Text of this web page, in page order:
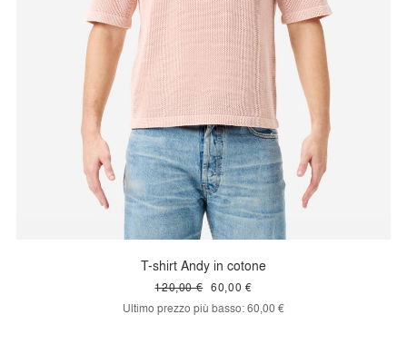
T-shirt Andy in cotone
60,00 €
120,00 €
Ultimo prezzo più basso:60,00 €